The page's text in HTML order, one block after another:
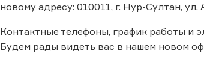
новому адресу: 010011, г. Нур-Султан, ул.
Контактные телефоны, график работы и
Будем рады видеть вас в нашем новом